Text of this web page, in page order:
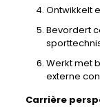
Ontwikkelt
Bevordert
Werkt met
externe
Carrière